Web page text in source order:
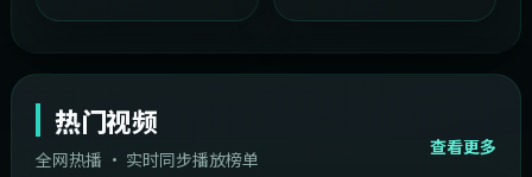
热门视频
全网热播 · 实时同步播放榜单
查看更多
韩国 44:14